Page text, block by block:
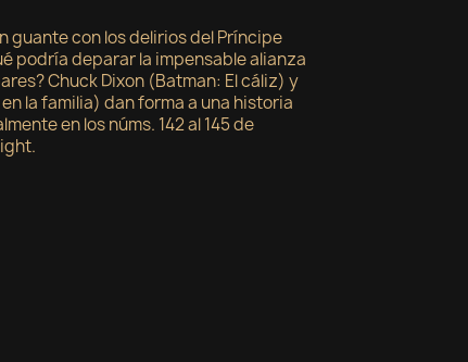
guante con los delirios del Príncipe
podría deparar la impensable alianza
Chuck Dixon (Batman: El cáliz) y
la familia) dan forma a una historia
en los núms. 142 al 145 de